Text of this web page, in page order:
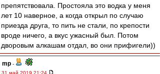
препятствовала. Простояла это водка у меня
лет 10 наверное, а когда открыл по случаю
приезда друга, то пить не стали, по крепости
вроде ничего, а вкус ужасный был. Потом
дворовым алкашам отдал, во они прифигели))
mp -
31 май 2019 21:24